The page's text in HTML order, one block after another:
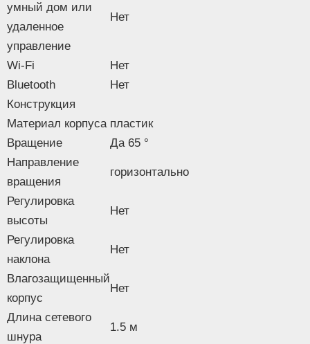
умный дом или
удаленное
управление
Нет
Wi-Fi
Нет
Bluetooth
Нет
Конструкция
Материал корпуса пластик
Вращение
Да 65 °
Направление
вращения
горизонтально
Регулировка
высоты
Нет
Регулировка
наклона
Нет
Влагозащищенный
корпус
Нет
Длина сетевого
шнура
1.5 м